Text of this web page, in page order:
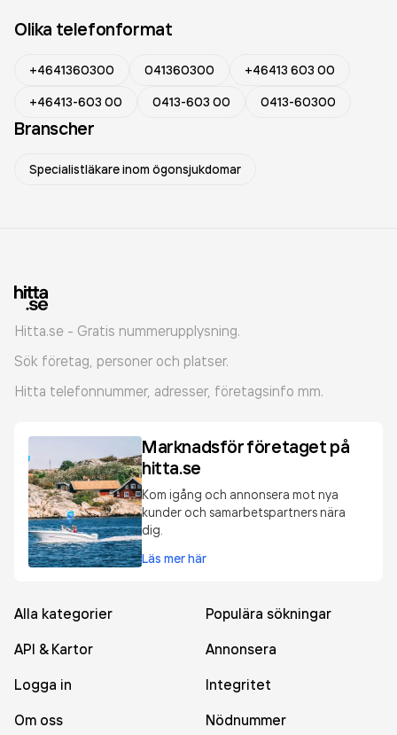
Olika telefonformat
+4641360300 041360300
+46413 603 00
+46413-603 00
0413-603 00 0413-60300
Branscher
Specialistläkare inom ögonsjukdomar
Hitta.se - Gratis nummerupplysning.
Sök företag, personer och platser.
Hitta telefonnummer, adresser, företagsinfo mm.
Marknadsför företaget på
hitta.se
Kom igång och annonsera mot nya
kunder och samarbetspartners nära
dig.
Läs mer här
Alla kategorier
Populära sökningar
API & Kartor
Annonsera
Logga in
Integritet
Om oss
Nödnummer